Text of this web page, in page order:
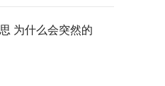
为什么会突然的